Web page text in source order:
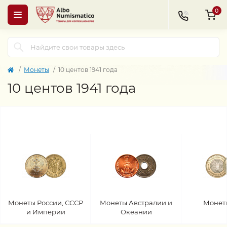
0
Монеты 10 центов 1941 года
10 центов 1941 года
Монеты России, СССР
и Империи
Монеты Австралии и
Океании